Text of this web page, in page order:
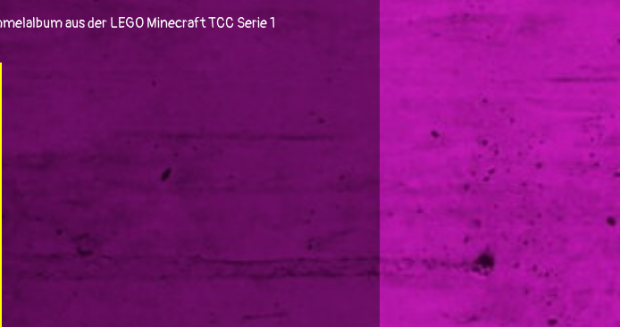
aus der LEGO Minecraft TCC Serie 1